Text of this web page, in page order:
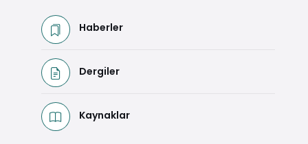
Haberler
Dergiler
Kaynaklar